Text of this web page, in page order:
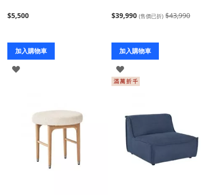
$5,500
加入購物車
登
$39,990 (售價已折) $43,990
加入購物車
登
入